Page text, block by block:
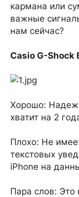
кармана или
важные
нам сейчас?
Casio G-Shock
Хорошо:
хватит на 2
Плохо: Не
текстовых
iPhone на
Пара слов: Это